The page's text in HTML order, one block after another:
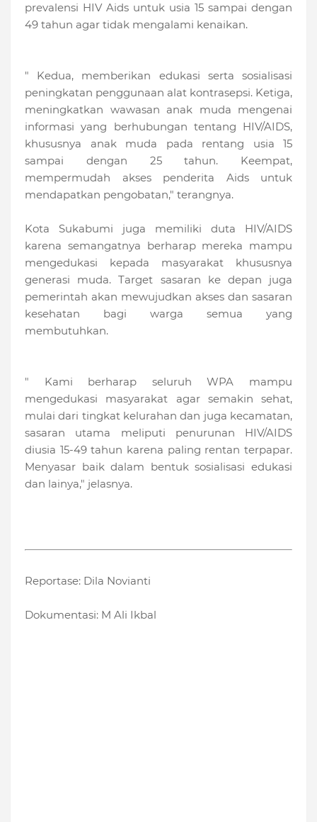
prevalensi HIV Aids untuk usia 15 sampai dengan
49 tahun agar tidak mengalami kenaikan.
" Kedua, memberikan edukasi serta sosialisasi
peningkatan penggunaan alat kontrasepsi. Ketiga,
meningkatkan wawasan anak muda mengenai
informasi yang berhubungan tentang HIV/AIDS,
khususnya anak muda pada rentang usia 15
sampai dengan 25 tahun. Keempat,
mempermudah akses penderita Aids untuk
mendapatkan pengobatan," terangnya.
Kota Sukabumi juga memiliki duta HIV/AIDS
karena semangatnya berharap mereka mampu
mengedukasi kepada masyarakat khususnya
generasi muda. Target sasaran ke depan juga
pemerintah akan mewujudkan akses dan sasaran
kesehatan bagi warga semua yang
membutuhkan.
" Kami berharap seluruh WPA mampu
mengedukasi masyarakat agar semakin sehat,
mulai dari tingkat kelurahan dan juga kecamatan,
sasaran utama meliputi penurunan HIV/AIDS
diusia 15-49 tahun karena paling rentan terpapar.
Menyasar baik dalam bentuk sosialisasi edukasi
dan lainya," jelasnya.
Reportase: Dila Novianti
Dokumentasi: M Ali Ikbal